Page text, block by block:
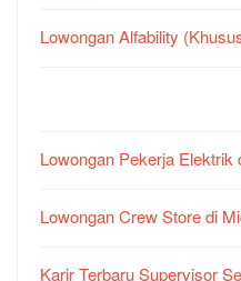
Lowongan Alfability
Lowongan Pekerja
Lowongan Crew Store di
Karir Terbaru Supervisor